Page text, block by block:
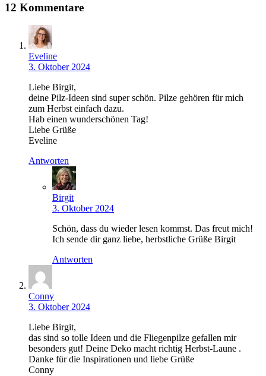
12 Kommentare
Eveline
3. Oktober 2024
Liebe Birgit,
deine Pilz-Ideen sind super schön. Pilze gehören für mich
zum Herbst einfach dazu.
Hab einen wunderschönen Tag!
Liebe Grüße
Eveline
Antworten
Birgit
3. Oktober 2024
Schön, dass du wieder lesen kommst. Das freut mich!
Ich sende dir ganz liebe, herbstliche Grüße Birgit
Antworten
Conny
3. Oktober 2024
Liebe Birgit,
das sind so tolle Ideen und die Fliegenpilze gefallen mir
besonders gut! Deine Deko macht richtig Herbst-Laune .
Danke für die Inspirationen und liebe Grüße
Conny